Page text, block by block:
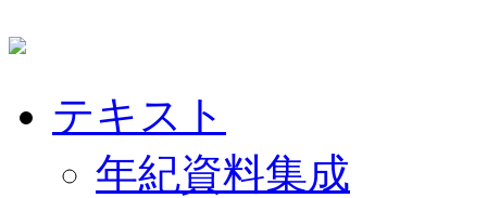
テキスト
年紀資料集成